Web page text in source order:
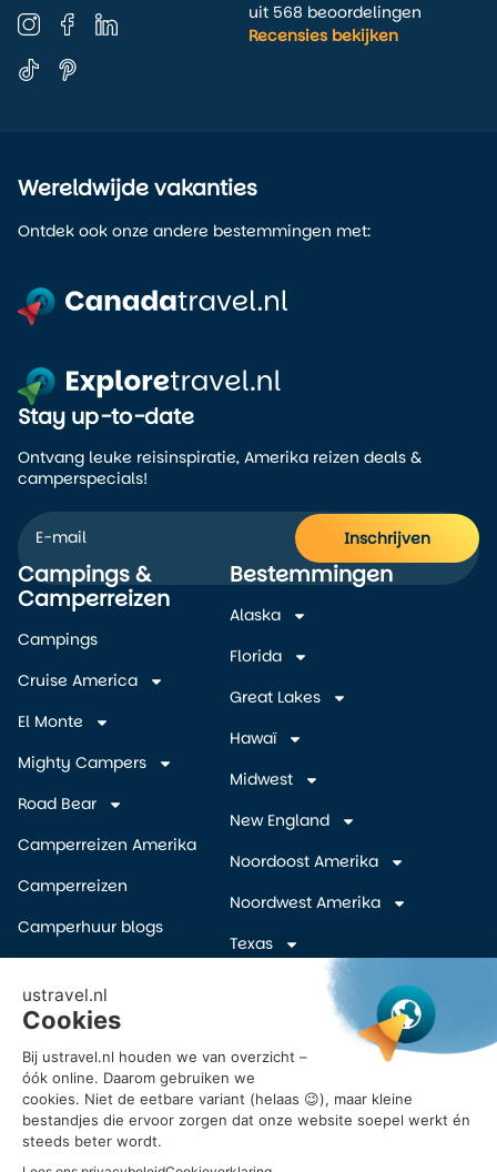
uit 568 beoordelingen
Recensies bekijken
Wereldwijde vakanties
Ontdek ook onze andere bestemmingen met:
Campings &
Camperreizen
Campings
Cruise America
El Monte
Mighty Campers
Road Bear
Camperreizen Amerika
Camperreizen
Camperhuur blogs
Inschrijven Amerika
camper deals
Vroegboekkorting camper
USA
Reisvoorstel Camperreis
Bestemmingen
Alaska
Florida
Great Lakes
Hawaï
Midwest
New England
Noordoost Amerika
Noordwest Amerika
Texas
Zuidelijke Staten
Zuidwest Amerika
Stay up-to-date
Ontvang leuke reisinspiratie, Amerika reizen deals &
camperspecials!
Inschrijven
Alternative: